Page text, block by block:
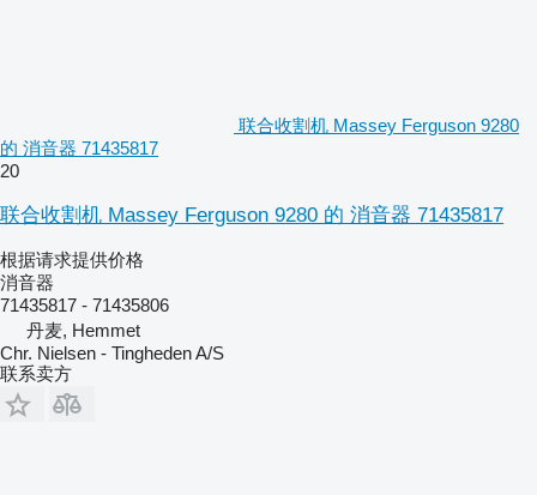
联合收割机 Massey Ferguson 9280
的 消音器 71435817
20
联合收割机 Massey Ferguson 9280 的 消音器 71435817
根据请求提供价格
消音器
71435817 - 71435806
丹麦, Hemmet
Chr. Nielsen - Tingheden A/S
联系卖方